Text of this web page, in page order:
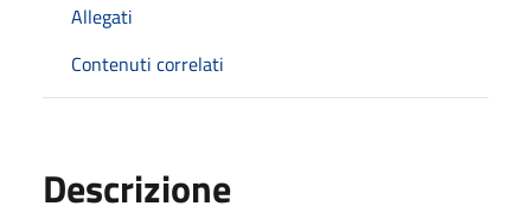
Allegati
Contenuti correlati
Descrizione